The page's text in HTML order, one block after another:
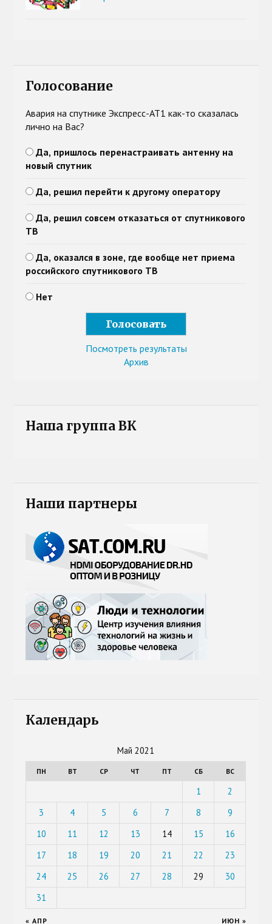
Голосование
Авария на спутнике Экспресс-АТ1 как-то сказалась
лично на Вас?
Да, пришлось перенастраивать антенну на
новый спутник
Да, решил перейти к другому оператору
Да, решил совсем отказаться от спутникового
ТВ
Да, оказался в зоне, где вообще нет приема
российского спутникового ТВ
Нет
Посмотреть результаты
Архив
Наша группа ВК
Наши партнеры
Календарь
Май 2021
ПН ВТ СР ЧТ ПТ СБ ВС
1
2
3
4 5 6 7 8
9
10
11 12 13 14 15
16
17
18 19 20 21 22
23
24
25 26 27 28 29
30
31
« АПР ИЮН »